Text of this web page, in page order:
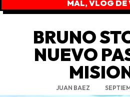
MAL,VLOG DE
BRUNO
NUEVO
JUAN BAEZ